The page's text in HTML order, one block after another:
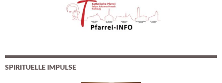
SPIRITUELLE IMPULSE